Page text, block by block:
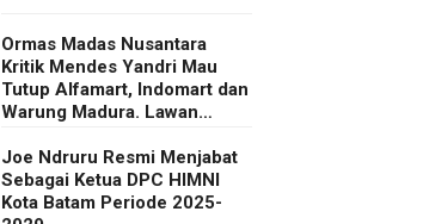
Ormas Madas Nusantara
Kritik Mendes Yandri Mau
Tutup Alfamart, Indomart dan
Warung Madura. Lawan
Joe Ndruru Resmi Menjabat
Sebagai Ketua DPC HIMNI
Kota Batam Periode 2025-